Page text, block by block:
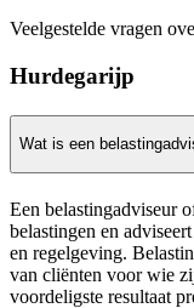
Veelgestelde vragen
Hurdegarijp
Wat is een
Een belastingadviseur
belastingen en
en regelgeving.
van cliënten voor wie
voordeligste resultaat